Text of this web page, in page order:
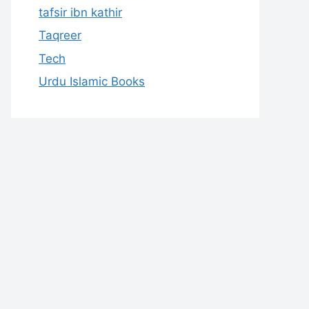
tafsir ibn kathir
Taqreer
Tech
Urdu Islamic Books